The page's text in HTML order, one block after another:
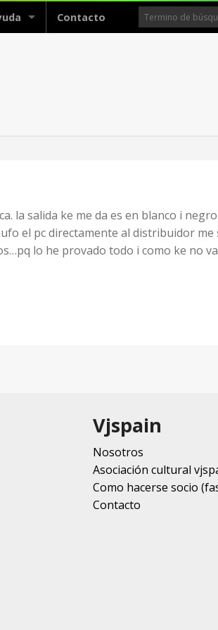
Contacto
la salida ke me da es en blanco i
el pc directamente al distribuidor
lo he provado todo i como ke no
Vjspain
Nosotros
Asociación cultural
Como hacerse socio
Contacto